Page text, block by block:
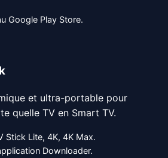
Google Play Store.
et ultra-portable pour
quelle TV en Smart TV.
Stick Lite, 4K, 4K Max.
Downloader.